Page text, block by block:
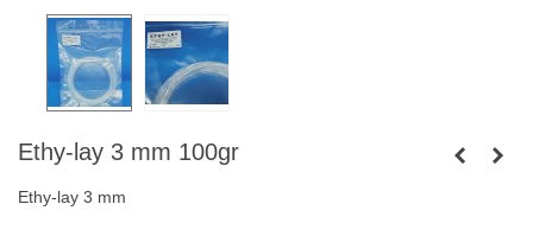
Ethy-lay 3 mm 100gr
Ethy-lay 3 mm